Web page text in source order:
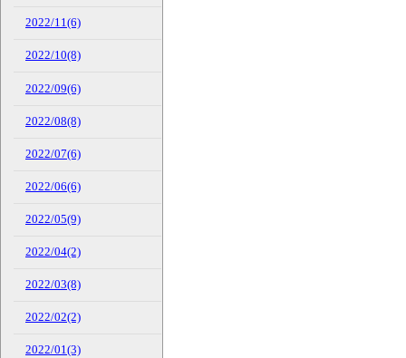
2022/11(6)
2022/10(8)
2022/09(6)
2022/08(8)
2022/07(6)
2022/06(6)
2022/05(9)
2022/04(2)
2022/03(8)
2022/02(2)
2022/01(3)